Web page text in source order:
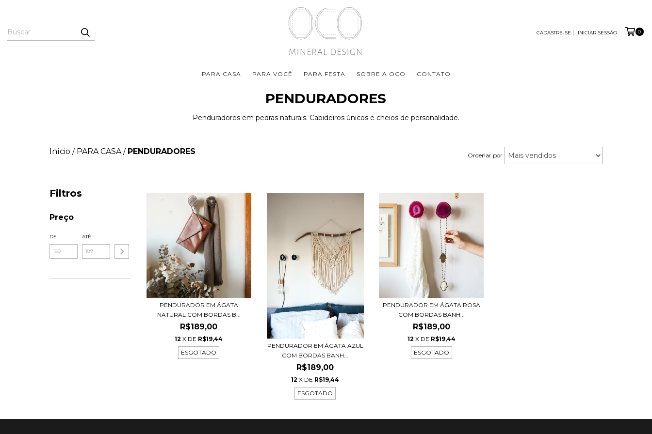
CADASTRE-SE INICIAR SESSÃO 0
PARA CASA PARA VOCÊ PARA FESTA SOBRE A OCO CONTATO
PENDURADORES
Penduradores em pedras naturais. Cabideiros únicos e cheios de personalidade.
Início / PARA CASA / PENDURADORES Ordenar por
Filtros
Preço
DE ATÉ
PENDURADOR EM ÁGATA
NATURAL COM BORDAS B...
R$189,00
12 X DE R$19,44
ESGOTADO
PENDURADOR EM ÁGATA AZUL
COM BORDAS BANH...
R$189,00
12 X DE R$19,44
ESGOTADO
PENDURADOR EM ÁGATA ROSA
COM BORDAS BANH...
R$189,00
12 X DE R$19,44
ESGOTADO